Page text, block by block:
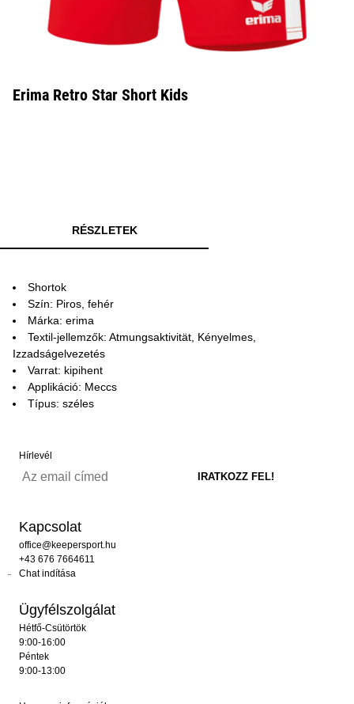
Erima Retro Star Short Kids
RÉSZLETEK
Shortok
Szín: Piros, fehér
Márka: erima
Textil-jellemzők: Atmungsaktivität, Kényelmes,
Izzadságelvezetés
Varrat: kipihent
Applikáció: Meccs
Típus: széles
Hírlevél
Kapcsolat
office@keepersport.hu
+43 676 7664611
Chat indítása
Ügyfélszolgálat
Hétfő-Csütörtök
9:00-16:00
Péntek
9:00-13:00